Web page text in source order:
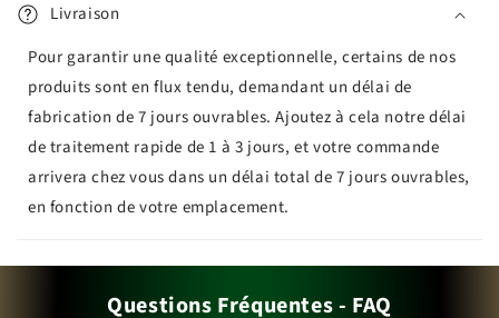
Livraison
Pour garantir une qualité exceptionnelle, certains de nos
produits sont en flux tendu, demandant un délai de
fabrication de 7 jours ouvrables. Ajoutez à cela notre délai
de traitement rapide de 1 à 3 jours, et votre commande
arrivera chez vous dans un délai total de 7 jours ouvrables,
en fonction de votre emplacement.
Questions Fréquentes - FAQ